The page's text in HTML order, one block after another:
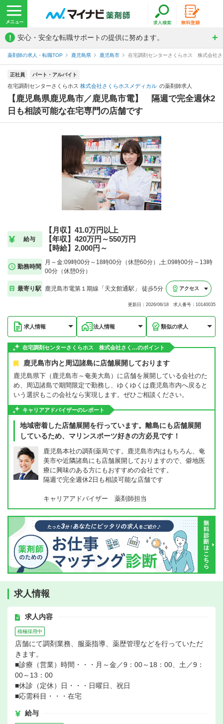
! 安心・安全な転職サポートの提供に努めます。
薬剤師の求人・転職TOP 鹿児島県 鹿児島市 在宅調剤センターさくらホス 株式会社
正社員 パート・アルバイト
在宅調剤センターさくらホス 株式会社さくらホスメディカル の薬剤師求人
【鹿児島県鹿児島市／鹿児島市電】 隔週で完全週休2
日も相談可能な在宅専門の店舗です
給与
【月収】41.0万円以上
【年収】420万円～550万円
【時給】2,000円～
勤務時間
月～金:09時00分～18時00分（休憩60分）,土:09時00分～13時
00分（休憩0分）
最寄り駅 鹿児島市電第１期線「天文館通駅」 徒歩5分 アクセス
更新日：2026/06/18 求人番号：10140035
求人情報 法人情報 類似の求人
在宅調剤センターさくらホス 株式会社さく…のポイント
鹿児島市内と周辺諸島に店舗展開しております
鹿児島県下（鹿児島市～奄美大島）に店舗を展開している会社のた
め、周辺諸島で期間限定で勤務し、ゆくゆくは鹿児島市内へ戻ると
いう選択もこの会社なら実現します。ぜひご相談ください。
キャリアアドバイザーのレポート
地域密着した店舗展開を行っています。離島にも店舗展開
しているため、マリンスポーツ好きの方必見です！
鹿児島本社の調剤薬局です。鹿児島市内はもちろん、奄
美市や近隣諸島にも店舗展開しておりますので、僻地医
療に興味のある方にもおすすめの会社です。
隔週で完全週休2日も相談可能な店舗です
キャリアアドバイザー 薬剤師担当
求人情報
求人内容
積極採用中
店舗にて調剤業務、服薬指導、薬歴管理などを行っていただ
きます。
■診療（営業）時間・・・月～金／9：00～18：00、土／9：
00～13：00
■休診（定休）日・・・日曜日、祝日
■応需科目・・・在宅
給与